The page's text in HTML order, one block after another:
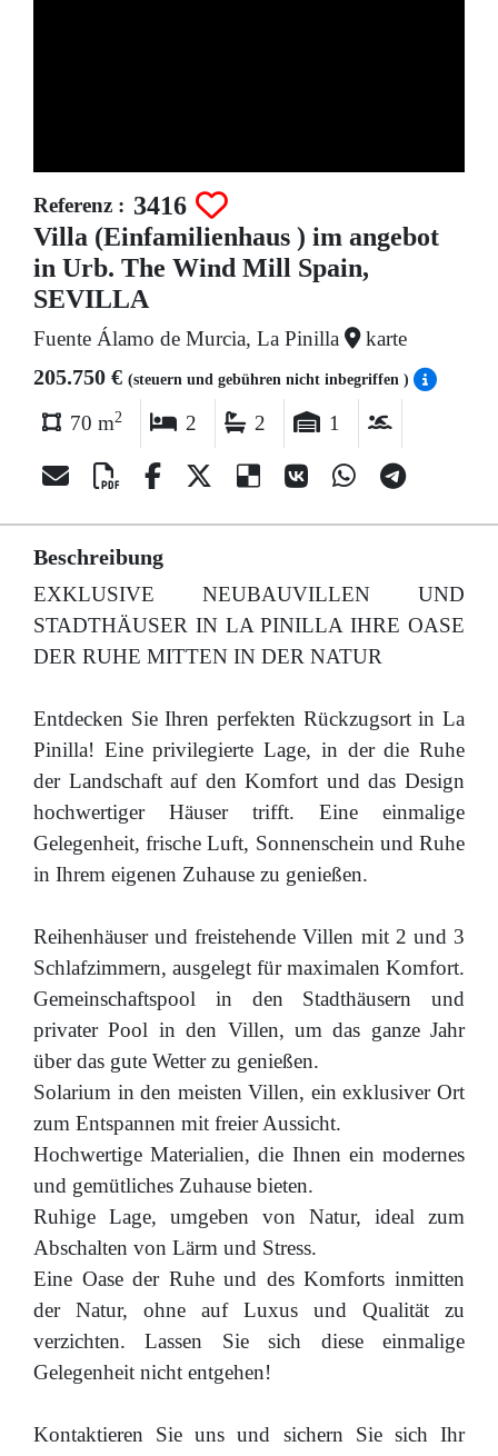
Referenz : 3416
Villa (Einfamilienhaus ) im angebot
in Urb. The Wind Mill Spain,
SEVILLA
Fuente Álamo de Murcia, La Pinilla karte
205.750 € (steuern und gebühren nicht inbegriffen )
70 m2 2 2 1
Beschreibung
EXKLUSIVE NEUBAUVILLEN UND
STADTHÄUSER IN LA PINILLA IHRE OASE
DER RUHE MITTEN IN DER NATUR
Entdecken Sie Ihren perfekten Rückzugsort in La
Pinilla! Eine privilegierte Lage, in der die Ruhe
der Landschaft auf den Komfort und das Design
hochwertiger Häuser trifft. Eine einmalige
Gelegenheit, frische Luft, Sonnenschein und Ruhe
in Ihrem eigenen Zuhause zu genießen.
Reihenhäuser und freistehende Villen mit 2 und 3
Schlafzimmern, ausgelegt für maximalen Komfort.
Gemeinschaftspool in den Stadthäusern und
privater Pool in den Villen, um das ganze Jahr
über das gute Wetter zu genießen.
Solarium in den meisten Villen, ein exklusiver Ort
zum Entspannen mit freier Aussicht.
Hochwertige Materialien, die Ihnen ein modernes
und gemütliches Zuhause bieten.
Ruhige Lage, umgeben von Natur, ideal zum
Abschalten von Lärm und Stress.
Eine Oase der Ruhe und des Komforts inmitten
der Natur, ohne auf Luxus und Qualität zu
verzichten. Lassen Sie sich diese einmalige
Gelegenheit nicht entgehen!
Kontaktieren Sie uns und sichern Sie sich Ihr